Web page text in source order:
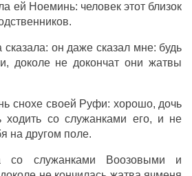
ей Ноеминь: человекэтот близок
.
сказала: он даже сказалмне: будь
, доколе не докончат онижатвы
снохе своей Руфи: хорошо, дочь
ходить сослужанками его, и не
на другом поле.
со служанками Воозовыми и